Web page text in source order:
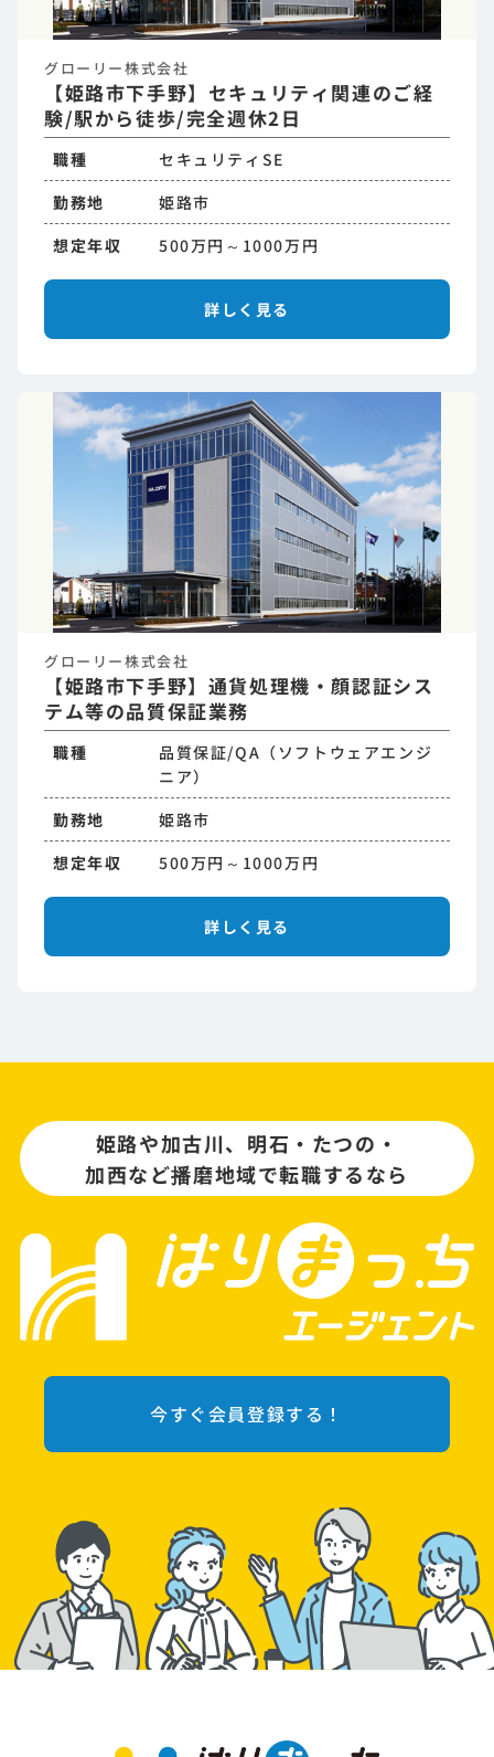
グローリー株式会社
【姫路市下手野】セキュリティ関連のご経
験/駅から徒歩/完全週休2日
職種
セキュリティSE
勤務地
姫路市
想定年収
500万円～1000万円
詳しく見る
グローリー株式会社
【姫路市下手野】通貨処理機・顔認証シス
テム等の品質保証業務
職種
品質保証/QA（ソフトウェアエンジ
ニア）
勤務地
姫路市
想定年収
500万円～1000万円
詳しく見る
姫路や加古川、明石・たつの・
加西など播磨地域で転職するなら
今すぐ会員登録する！